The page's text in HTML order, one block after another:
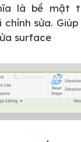
là bề mặt
sửa.
surface